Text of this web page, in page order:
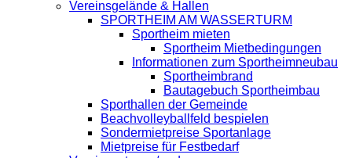
Vereinsgelände & Hallen
SPORTHEIM AM WASSERTURM
Sportheim mieten
Sportheim Mietbedingungen
Informationen zum Sportheimneubau
Sportheimbrand
Bautagebuch Sportheimbau
Sporthallen der Gemeinde
Beachvolleyballfeld bespielen
Sondermietpreise Sportanlage
Mietpreise für Festbedarf